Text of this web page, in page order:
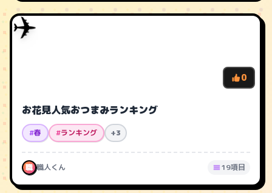
✈️
0
お花見人気おつまみランキング
#春 #ランキング +3
職 職人くん 19項目